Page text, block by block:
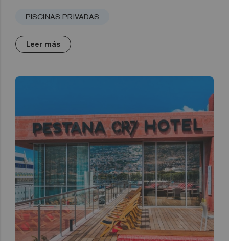
PISCINAS PRIVADAS
Leer más